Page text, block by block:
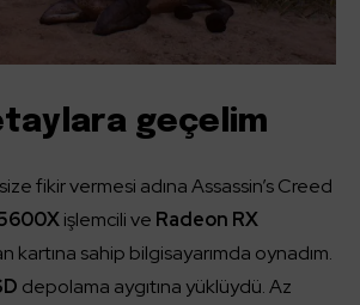
geçelim
fikir vermesi adına Assassin’s Creed
işlemcili ve Radeon RX
kartına sahip bilgisayarımda oynadım.
depolama aygıtına yüklüydü. Az